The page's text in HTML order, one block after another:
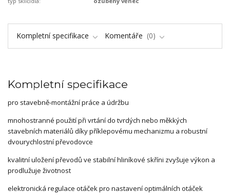
Kompletní specifikace Komentáře 0
Kompletní specifikace
pro stavebně-montážní práce a údržbu
mnohostranné použití při vrtání do tvrdých nebo měkkých
stavebních materiálů díky příklepovému mechanizmu a robustní
dvourychlostní převodovce
kvalitní uložení převodů ve stabilní hliníkové skříni zvyšuje výkon a
prodlužuje životnost
elektronická regulace otáček pro nastavení optimálních otáček